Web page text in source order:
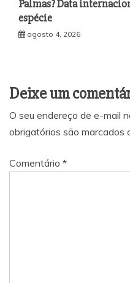
Palmas? Data
espécie
agosto 4, 2026
Deixe um
O seu endereço de e-mail
obrigatórios são marcados
Comentário *